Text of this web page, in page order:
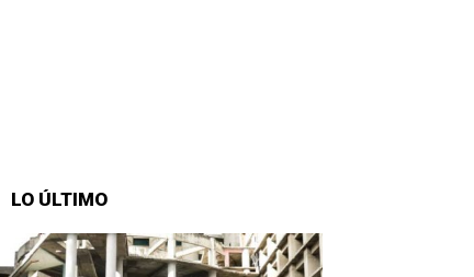
LO ÚLTIMO